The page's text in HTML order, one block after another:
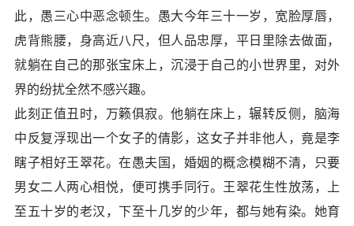
此，愚三心中恶念顿生。愚大今年三十一岁，宽脸厚唇，
虎背熊腰，身高近八尺，但人品忠厚，平日里除去做面，
就躺在自己的那张宝床上，沉浸于自己的小世界里，对外
界的纷扰全然不感兴趣。
此刻正值丑时，万籁俱寂。他躺在床上，辗转反侧，脑海
中反复浮现出一个女子的倩影，这女子并非他人，竟是李
瞎子相好王翠花。在愚夫国，婚姻的概念模糊不清，只要
男女二人两心相悦，便可携手同行。王翠花生性放荡，上
至五十岁的老汉，下至十几岁的少年，都与她有染。她育